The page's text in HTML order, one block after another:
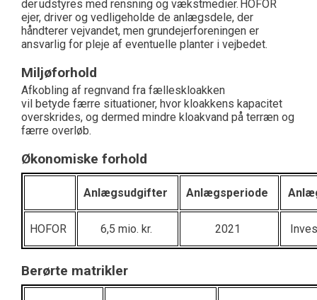
der udstyres med rensning og vækstmedier. HOFOR
ejer, driver og vedligeholde de anlægsdele, der
håndterer vejvandet, men grundejerforeningen er
ansvarlig for pleje af eventuelle planter i vejbedet.
Miljøforhold
Afkobling af regnvand fra fælleskloakken
vil betyde færre situationer, hvor kloakkens kapacitet
overskrides, og dermed mindre kloakvand på terræn og
færre overløb.
Økonomiske forhold
Anlægsudgifter Anlægsperiode
HOFOR 6,5 mio. kr. 2021
Berørte matrikler